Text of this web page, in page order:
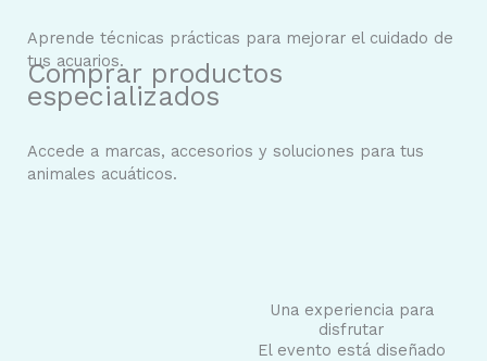
Aprende técnicas prácticas para mejorar el cuidado de
tus acuarios.
Comprar productos
especializados
Accede a marcas, accesorios y soluciones para tus
animales acuáticos.
Una experiencia para
disfrutar
El evento está diseñado